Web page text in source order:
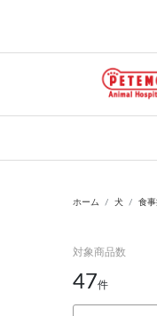
ホーム 犬 食
対象商品数
47件